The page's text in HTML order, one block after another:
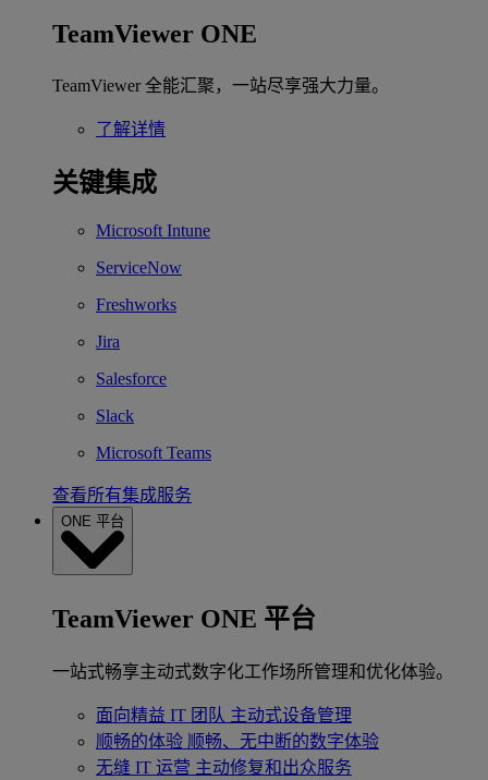
TeamViewer ONE
TeamViewer 全能汇聚，一站尽享强大力量。
了解详情
关键集成
Microsoft Intune
ServiceNow
Freshworks
Jira
Salesforce
Slack
Microsoft Teams
查看所有集成服务
ONE 平台
TeamViewer ONE 平台
一站式畅享主动式数字化工作场所管理和优化体验。
面向精益 IT 团队 主动式设备管理
顺畅的体验 顺畅、无中断的数字体验
无缝 IT 运营 主动修复和出众服务